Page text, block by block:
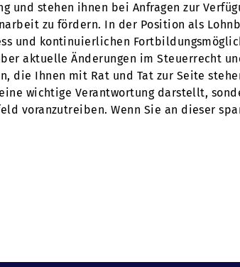
und stehen ihnen bei Anfragen zur
zu fördern. In der Position als
und kontinuierlichen
aktuelle Änderungen im Steuerrecht
die Ihnen mit Rat und Tat zur Seite
wichtige Verantwortung darstellt,
voranzutreiben. Wenn Sie an dieser